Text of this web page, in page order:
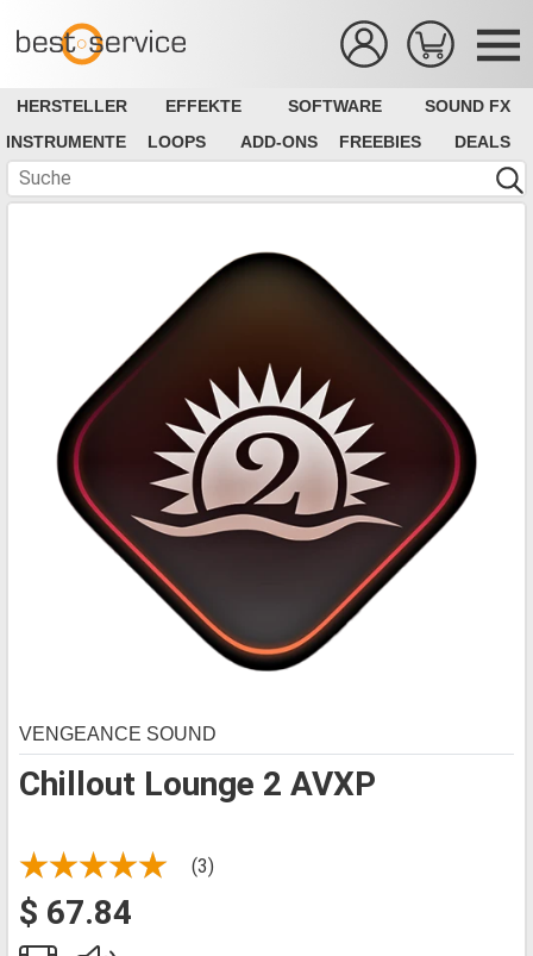
HERSTELLER EFFEKTE SOFTWARE
SOUND FX
INSTRUMENTE
LOOPS ADD-ONS FREEBIES DEALS
Chillout Lounge 2 AVXP
VENGEANCE SOUND
(3)
$ 67.84